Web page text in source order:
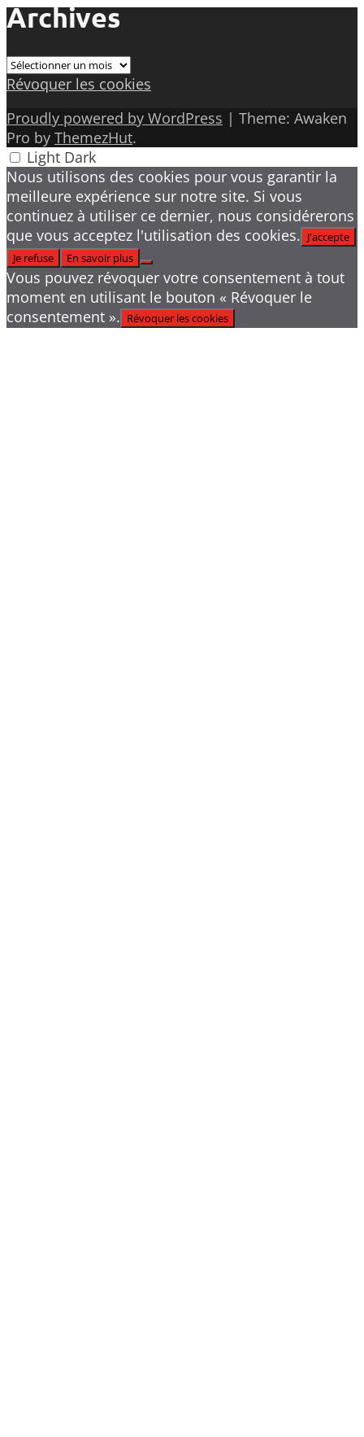
Archives
Archives
Révoquer les cookies
Proudly powered by WordPress | Theme: Awaken
Pro by ThemezHut.
Light Dark
Nous utilisons des cookies pour vous garantir la
meilleure expérience sur notre site. Si vous
continuez à utiliser ce dernier, nous considérerons
que vous acceptez l'utilisation des cookies. J'accepte
Je refuse
En savoir plus
Vous pouvez révoquer votre consentement à tout
moment en utilisant le bouton « Révoquer le
consentement ». Révoquer les cookies